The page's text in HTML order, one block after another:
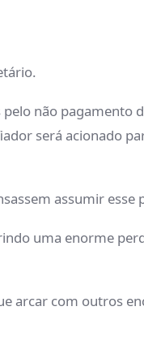
não pagamento
será acionado
assumir esse
uma enorme
arcar com outros